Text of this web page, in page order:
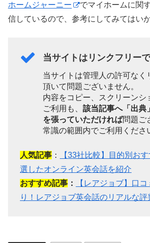
ホームジャーニー
でマイホームに関
信しているので、参考にしてみてはい
当サイトはリンクフリー
当サイトは管理人の許可なく
頂いて問題ございません。
内容をコピー、スクリーンシ
ご利用も、 該当記事へ「出典
を張っていただければ問題ご
常識の範囲内でご利用くださ
人気記事 ：
【33社比較】目的別お
選したオンライン英会話を紹介
おすすめ記事 ：
【レアジョブ】口
り！レアジョブ英会話のリアルな評